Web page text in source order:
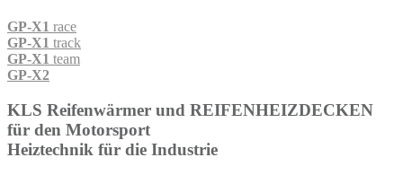
GP-X1 race
GP-X1 track
GP-X1 team
GP-X2
KLS Reifenwärmer und REIFENHEIZDECKEN
für den Motorsport
Heiztechnik für die Industrie